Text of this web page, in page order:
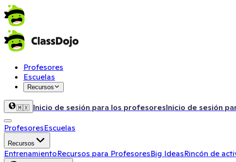
Profesores
Escuelas
Recursos
🇲🇽 Inicio de sesión para los profesoresInicio de sesión
ProfesoresEscuelas
Recursos
EntrenamientoRecursos para ProfesoresBig IdeasRincón de